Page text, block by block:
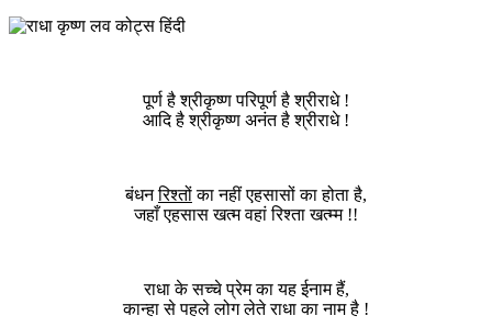
पूर्ण है श्रीकृष्ण परिपूर्ण है श्रीराधे !
आदि है श्रीकृष्ण अनंत है श्रीराधे !
बंधनरिश्तोंका नहीं एहसासों का होता है,
जहाँ एहसास खत्म वहां रिश्ता खत्म्म !!
राधा के सच्चे प्रेम का यह ईनाम हैं,
कान्हा से पहले लोग लेते राधा का नाम है !